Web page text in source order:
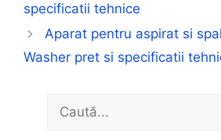
specificatii tehnice
Aparat pentru aspirat si
Washer pret si specificatii
Caută